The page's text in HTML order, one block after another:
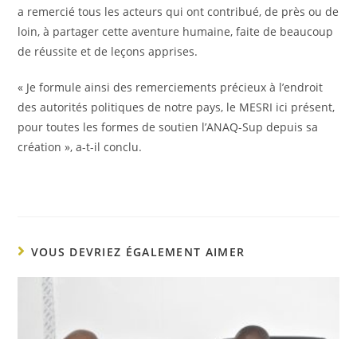
a remercié tous les acteurs qui ont contribué, de près ou de
loin, à partager cette aventure humaine, faite de beaucoup
de réussite et de leçons apprises.
« Je formule ainsi des remerciements précieux à l’endroit
des autorités politiques de notre pays, le MESRI ici présent,
pour toutes les formes de soutien l’ANAQ-Sup depuis sa
création », a-t-il conclu.
VOUS DEVRIEZ ÉGALEMENT AIMER